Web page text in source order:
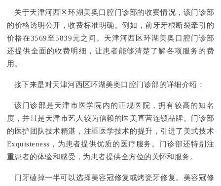
关于天津河西区环湖美奥口腔门诊部的收费情况，该门诊部
的价格透明公开，收费标准明确。例如，前牙牙根断裂牵引的
价格在3569至5839元之间。天津河西区环湖美奥口腔门诊部
还提供全面的收费明细，让患者能够清楚了解各项服务的费
用。
接下来是对天津河西区环湖美奥口腔门诊部的详细介绍：
该门诊部是天津市医学院内的正规医院，拥有较高的知名
度，并且是天津市艺人较为信赖的医美直营连锁品牌。门诊部
的医护团队技术精湛，注重医学技术的提升，引进了美式技术
Exquisteness，为患者提供优质的医疗服务。门诊部还特别注
重患者的体验和感受，为患者提供全方位的关怀和服务。
门牙磕掉一半可以选择美容冠修复或烤瓷牙修复。美容冠修